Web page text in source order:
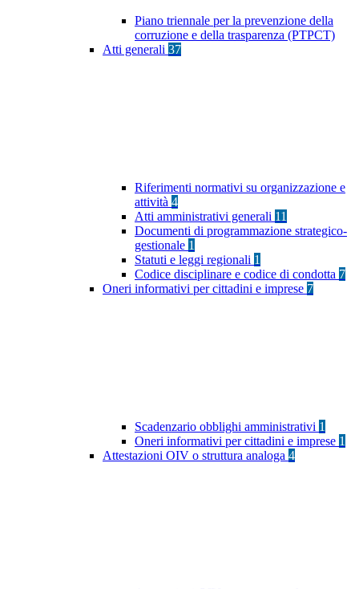
Piano triennale per la prevenzione della
corruzione e della trasparenza (PTPCT)
Atti generali 37
Riferimenti normativi su organizzazione e
attività 4
Atti amministrativi generali 11
Documenti di programmazione strategico-
gestionale 1
Statuti e leggi regionali 1
Codice disciplinare e codice di condotta 7
Oneri informativi per cittadini e imprese 7
Scadenzario obblighi amministrativi 1
Oneri informativi per cittadini e imprese 1
Attestazioni OIV o struttura analoga 4